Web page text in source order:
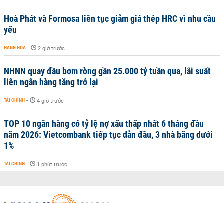
Hoà Phát và Formosa liên tục giảm giá thép HRC vì nhu cầu
yếu
HÀNG HÓA - 2 giờ trước
NHNN quay đầu bơm ròng gần 25.000 tỷ tuần qua, lãi suất
liên ngân hàng tăng trở lại
TÀI CHÍNH - 4 giờ trước
TOP 10 ngân hàng có tỷ lệ nợ xấu thấp nhất 6 tháng đầu
năm 2026: Vietcombank tiếp tục dẫn đầu, 3 nhà băng dưới
1%
TÀI CHÍNH - 1 phút trước